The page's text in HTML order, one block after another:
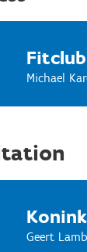
Michael
Geert